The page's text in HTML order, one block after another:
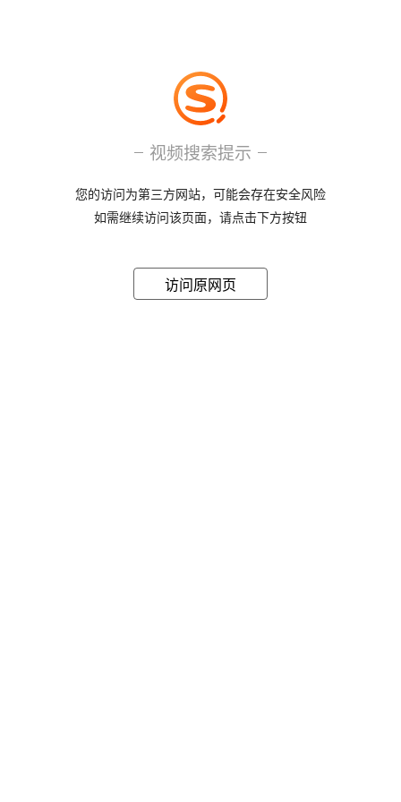
视频搜索提示
您的访问为第三方网站，可能会存在安全风险
如需继续访问该页面，请点击下方按钮
访问原网页